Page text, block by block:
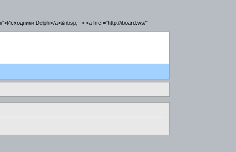
Delphi</a>&nbsp;--> <a href="http://iboard.ws/"